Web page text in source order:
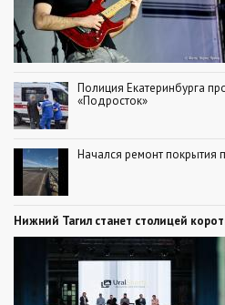
Полиция Екатеринбурга
«Подросток»
Начался ремонт покрытия
Нижний Тагил станет столицей